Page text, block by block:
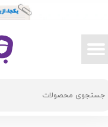
حساب کاربری من
تغییر گذر واژه